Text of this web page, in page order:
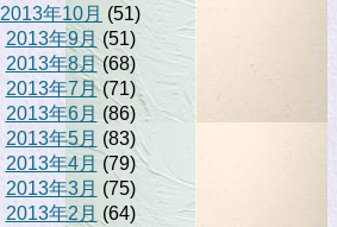
2013年10月 (51)
2013年9月 (51)
2013年8月(68)
2013年7月(71)
2013年6月 (86)
2013年5月 (83)
2013年4月 (79)
2013年3月 (75)
2013年2月 (64)